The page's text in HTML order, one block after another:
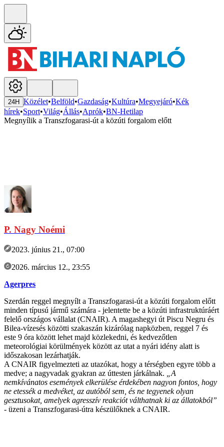
24H Közélet•Belföld•Gazdaság•Kultúra•Megyejáró•Kék
hírek•Sport•Világ•Állás•Aprók•BN-Hetilap
Megnyílik a Transzfogarasi-út a közúti forgalom előtt
P. Nagy Noémi
2023. június 21., 07:00
2026. március 12., 23:55
Agerpres
Szerdán reggel megnyílt a Transzfogarasi-út a közúti forgalom előtt
minden típusú jármű számára - jelentette be a közúti infrastruktúráért
felelő országos vállalat (CNAIR). A magashegyi út Piscu Negru és
Bilea-vízesés közötti szakaszán kizárólag napközben, reggel 7 és
este 9 óra között lehet majd közlekedni, és kedvezőtlen
meteorológiai körülmények között az utat a nyári idény alatt is
időszakosan lezárhatják.
A CNAIR figyelmezteti az utazókat, hogy a térségben egyre több a
medve; a nagyvadak gyakran az úttesten járkálnak.
„A
nemkívánatos események elkerülése érdekében nagyon fontos, hogy
ne etessék a medvéket, az autóból sem, és ne tegyenek olyan
gesztusokat, amelyek agresszív reakciót válthatnak ki az állatokból”
- üzeni a Transzfogarasi-útra készülőknek a CNAIR.